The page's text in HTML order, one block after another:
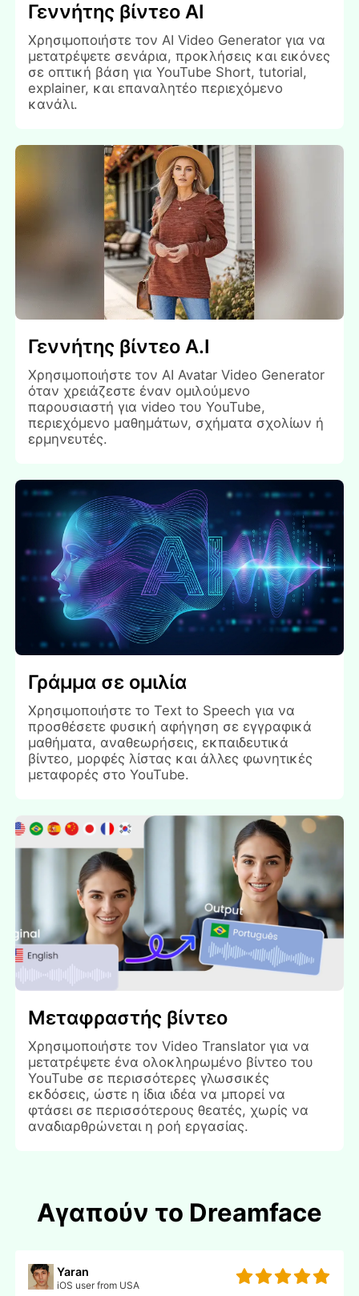
Γεννήτης βίντεο AI
Χρησιμοποιήστε τον AI Video Generator για να
μετατρέψετε σενάρια, προκλήσεις και εικόνες
σε οπτική βάση για YouTube Short, tutorial,
explainer, και επαναλητέο περιεχόμενο
κανάλι.
Γεννήτης βίντεο Α.Ι
Χρησιμοποιήστε τον AI Avatar Video Generator
όταν χρειάζεστε έναν ομιλούμενο
παρουσιαστή για video του YouTube,
περιεχόμενο μαθημάτων, σχήματα σχολίων ή
ερμηνευτές.
Γράμμα σε ομιλία
Χρησιμοποιήστε το Text to Speech για να
προσθέσετε φυσική αφήγηση σε εγγραφικά
μαθήματα, αναθεωρήσεις, εκπαιδευτικά
βίντεο, μορφές λίστας και άλλες φωνητικές
μεταφορές στο YouTube.
Μεταφραστής βίντεο
Χρησιμοποιήστε τον Video Translator για να
μετατρέψετε ένα ολοκληρωμένο βίντεο του
YouTube σε περισσότερες γλωσσικές
εκδόσεις, ώστε η ίδια ιδέα να μπορεί να
φτάσει σε περισσότερους θεατές, χωρίς να
αναδιαρθρώνεται η ροή εργασίας.
Αγαπούν το Dreamface
Yaran
iOS user from USA